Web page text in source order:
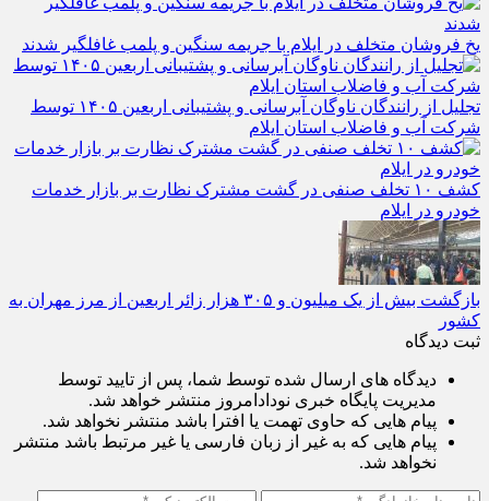
یخ‌ فروشان متخلف در ایلام با جریمه سنگین و پلمب غافلگیر شدند
تجلیل از رانندگان ناوگان آبرسانی و پشتیبانی اربعین ۱۴۰۵ توسط
شرکت آب و فاضلاب استان ایلام
کشف ۱۰ تخلف صنفی در گشت مشترک نظارت بر بازار خدمات
خودرو در ایلام
بازگشت بیش از یک میلیون و ۳۰۵ هزار زائر اربعین از مرز مهران به
کشور
ثبت دیدگاه
دیدگاه های ارسال شده توسط شما، پس از تایید توسط
مدیریت پایگاه خبری نودادامروز منتشر خواهد شد.
پیام هایی که حاوی تهمت یا افترا باشد منتشر نخواهد شد.
پیام هایی که به غیر از زبان فارسی یا غیر مرتبط باشد منتشر
نخواهد شد.